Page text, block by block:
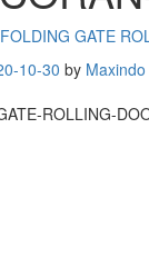
FOLDING GATE
10-30 by
ROLLING-